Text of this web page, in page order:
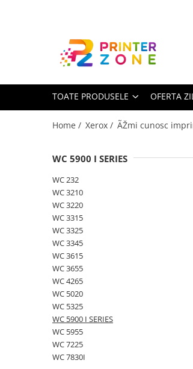
Toate Produsele
Imprimante cu jet
Imprimante etichete
Imprimante matriciale
Accesorii imprimante
Accesorii multifunctionale
Piese schimb
Consumabile imprimanta
Capete imprimare
TOATE PRODUSELE OFERTA
Home / Xerox / ÃŽmi cunosc
WC 5900 I SERIES
WC 232
WC 3210
WC 3220
WC 3315
WC 3325
WC 3345
WC 3615
WC 3655
WC 4265
WC 5020
WC 5325
WC 5900 I SERIES
WC 5955
WC 7225
WC 7830I